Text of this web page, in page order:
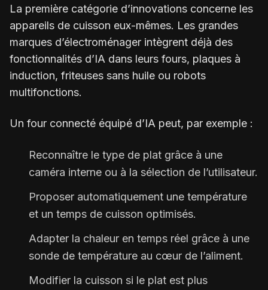
La première catégorie d’innovations concerne les
appareils de cuisson eux-mêmes. Les grandes
marques d’électroménager intègrent déjà des
fonctionnalités d’IA dans leurs fours, plaques à
induction, friteuses sans huile ou robots
multifonctions.
Un four connecté équipé d’IA peut, par exemple :
Reconnaître le type de plat grâce à une
caméra interne ou à la sélection de l’utilisateur.
Proposer automatiquement une température
et un temps de cuisson optimisés.
Adapter la chaleur en temps réel grâce à une
sonde de température au cœur de l’aliment.
Modifier la cuisson si le plat est plus